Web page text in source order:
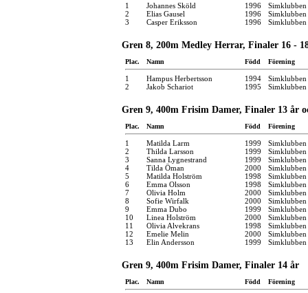
1 Johannes Sköld 1996
Simklubben
2
Elias Gausel 1996
Simklubben
3
Casper Eriksson 1996
Gren 8, 200m Medley Herrar, Finaler 16 -
Plac. Namn Född Förening
1 Hampus Herbertsson 1994
2
Jakob Schariot 1995 Simklubben
Gren 9, 400m Frisim Damer, Finaler 13 år
Plac. Namn Född Förening
1 Matilda Larm 1999
Simklubben
2
Thilda Larsson 1999
3
Sanna Lygnestrand 1999
Simklubben
4
Tilda Öman 2000
5
Matilda Holström 1998
6
Emma Olsson 1998
7
Olivia Holm 2000
Simklubben
8
Sofie Wirfalk 2000
9
Emma Dubo 1999
10
Linea Holström 2000
11
Olivia Alvekrans 1998
12
Emelie Melin 2000
13
Elin Andersson 1999 Simklubben
Gren 9, 400m Frisim Damer, Finaler 14 år
Plac. Namn Född Förening